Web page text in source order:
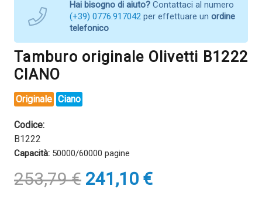
Hai bisogno di aiuto? Contattaci al numero
(+39) 0776.917042 per effettuare un ordine
telefonico
Tamburo originale Olivetti B1222
CIANO
Originale Ciano
Codice:
B1222
Capacità: 50000/60000 pagine
253,79€ Il
prezzo
241,10 €Il
prezzo